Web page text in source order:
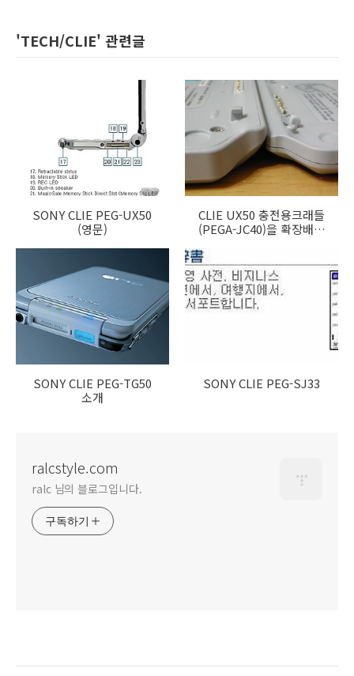
'TECH/CLIE' 관련글
SONY CLIE PEG-UX50
(영문)
CLIE UX50 충전용크래들
(PEGA-JC40)을 확장배터
SONY CLIE PEG-TG50
소개
SONY CLIE PEG-SJ33
ralcstyle.com
ralc 님의 블로그입니다.
구독하기